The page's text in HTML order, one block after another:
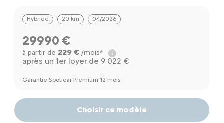
Hybride 20 km 04/2026
29990 €
à partir de 229 €/mois*
après un 1er loyer de 9 022 €
Garantie Spoticar Premium 12 mois
Choisir ce modèle